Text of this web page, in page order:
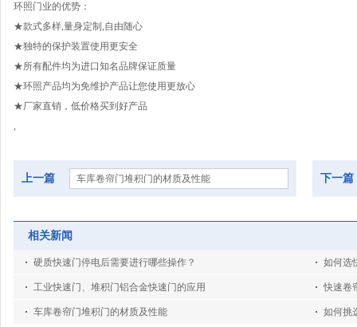
环照门业的优势：
★款式多样,量身定制,自由随心
★独特的保护装置使用更安全
★所有配件均为进口知名品牌保证质量
★环照产品均为免维护产品让您使用更放心
★厂家直销，低价格买到好产品
,
上一篇 车库卷帘门堆积门的材质及性能 下一篇
相关新闻
硬质快速门停电后需要进行哪些操作？ 如何选
工业快速门、堆积门铝合金快速门的应用 快速卷
车库卷帘门堆积门的材质及性能 如何挑